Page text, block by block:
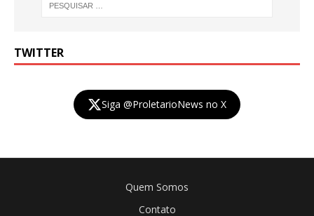
TWITTER
Siga @ProletarioNews no X
Quem Somos
Contato